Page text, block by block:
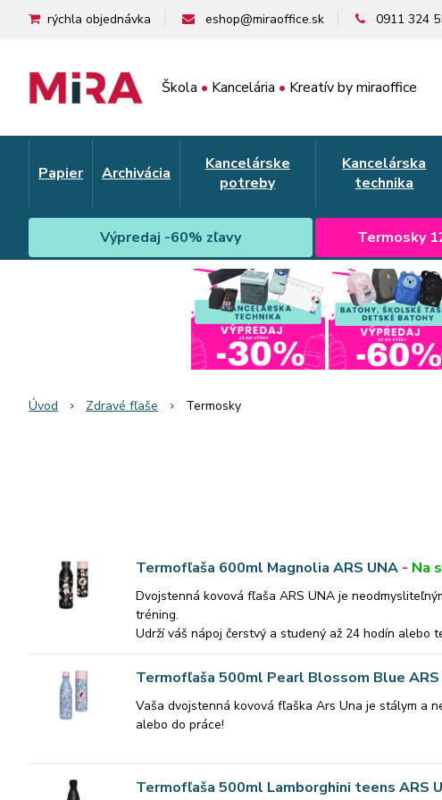
Škola • Kancelária • Kreatív by miraoffice
rýchla objednávka eshop@miraoffice.sk 0911 324
Papier Archivácia
Kancelárske
potreby
Kancelárska
technika
Výpredaj -60% zľavy Termosky
Úvod Zdravé fľaše Termosky
Termofľaša 600ml Magnolia ARS UNA - Na
Dvojstenná kovová fľaša ARS UNA je
tréning.
Udrží váš nápoj čerstvý a studený až 24 hodín alebo
Vyrobená je z vysoko kvalitnej nehrdzavejúcej ocele
Hlavné prednosti:
• Udrží nápoj teplý až 12 hodín a studený až 24 hodín
Termofľaša 500ml Pearl Blossom Blue ARS
Vaša dvojstenná kovová fľaška Ars Una je stálym a
alebo do práce!
Vyrobené z vysoko kvalitnej nehrdzavejúcej ocele
Termofľaša 500ml Lamborghini teens ARS